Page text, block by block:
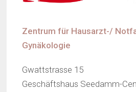
Zentrum für Hausarzt-/
Gynäkologie‍
Gwattstrasse 15
Geschäftshaus Seedamm-